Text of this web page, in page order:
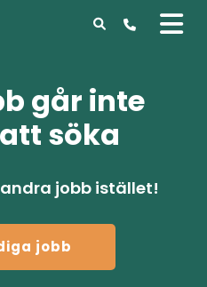
går inte
söka
jobb istället!
jobb